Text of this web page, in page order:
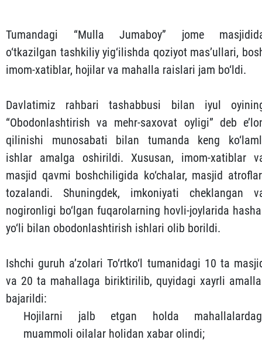
Tumandagi “Mulla Jumaboy” jome
o‘tkazilgan tashkiliy yig‘ilishda qoziyot mas’ullari,
imom-xatiblar, hojilar va mahalla raislari jam bo‘ldi.
Davlatimiz rahbari tashabbusi bilan iyul
“Obodonlashtirish va mehr-saxovat oyligi” deb
qilinishi munosabati bilan tumanda keng
ishlar amalga oshirildi. Xususan, imom-xatiblar
masjid qavmi boshchiligida ko‘chalar, masjid
tozalandi. Shuningdek, imkoniyati cheklangan
nogironligi bo‘lgan fuqarolarning hovli-joylarida
yo‘li bilan obodonlashtirish ishlari olib borildi.
Ishchi guruh a’zolari To‘rtko‘l tumanidagi 10 ta
va 20 ta mahallaga biriktirilib, quyidagi xayrli
bajarildi:
Hojilarni jalb etgan holda
muammoli oilalar holidan xabar olindi;